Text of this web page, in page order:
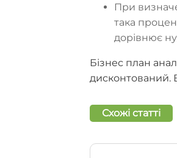
При
така
дорівнює
Бізнес план
дисконтований.
Схожі статті